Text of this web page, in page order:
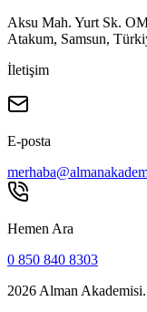
Aksu Mah. Yurt Sk.
Atakum, Samsun,
İletişim
E-posta
Hemen Ara
0 850 840 8303
2026 Alman Akademisi.